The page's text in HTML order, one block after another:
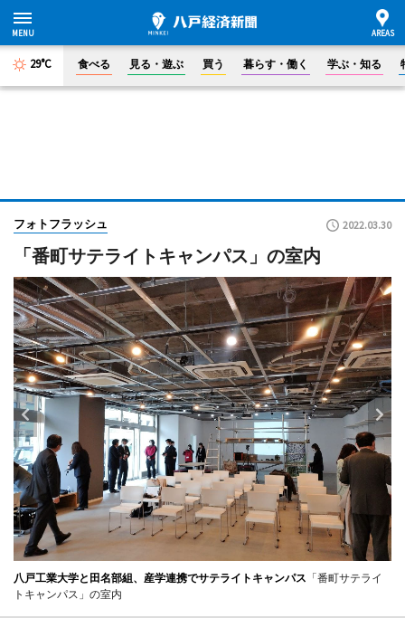
29°C 食べる 見る・遊ぶ 買う 暮らす・働く 学ぶ・知る
フォトフラッシュ 2022.03.30
「番町サテライトキャンパス」の室内
八戸工業大学と田名部組、産学連携でサテライトキャンパス 「番町サテライ
トキャンパス」の室内